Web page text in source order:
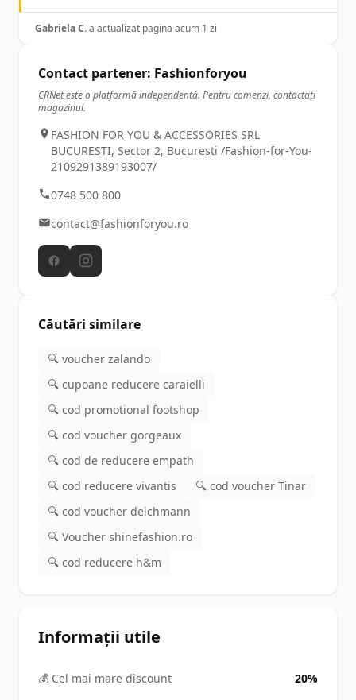
Gabriela C.a actualizat pagina acum 1 zi
Contact partener: Fashionforyou
CRNet este o platformă independentă. Pentru comenzi, contactați
magazinul.
FASHION FOR YOU & ACCESSORIES SRL
BUCURESTI, Sector 2, Bucuresti /Fashion-for-You-
2109291389193007/
0748 500 800
contact@fashionforyou.ro
Căutări similare
🔍 voucher zalando
🔍 cupoane reducere caraielli
🔍 cod promotional footshop
🔍 cod voucher gorgeaux
🔍 cod de reducere empath
🔍 cod reducere vivantis
🔍 cod voucher Tinar
🔍 cod voucher deichmann
🔍 Voucher shinefashion.ro
🔍 cod reducere h&m
Informații utile
💰 Cel mai mare discount 20%